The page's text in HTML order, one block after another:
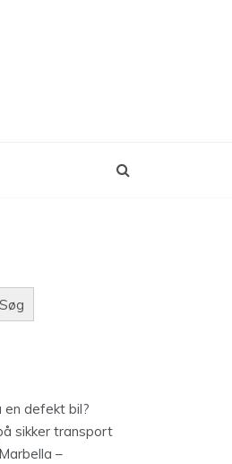
Søg
en defekt bil?
sikker transport
–